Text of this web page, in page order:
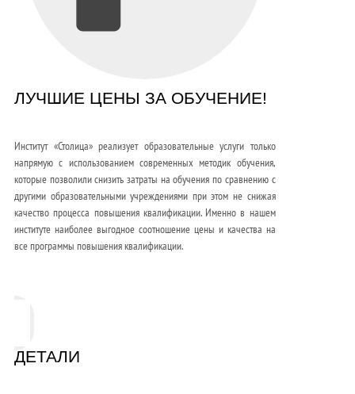
ЛУЧШИЕ ЦЕНЫ ЗА ОБУЧЕНИЕ!
Институт «Столица» реализует образовательные услуги только
напрямую с использованием современных методик обучения,
которые позволили снизить затраты на обучения по сравнению с
другими образовательными учреждениями при этом не снижая
качество процесса повышения квалификации. Именно в нашем
институте наиболее выгодное соотношение цены и качества на
все программы повышения квалификации.
ДЕТАЛИ